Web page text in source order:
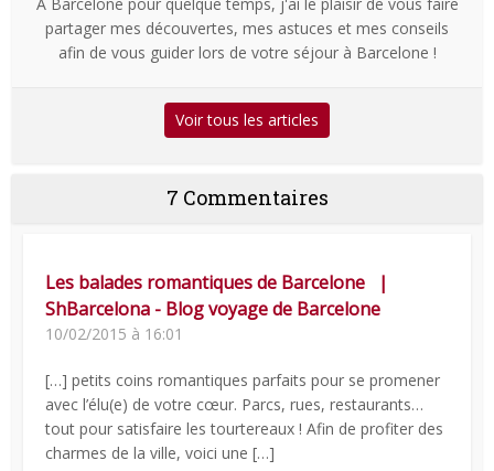
partager mes découvertes, mes astuces et mes conseils
afin de vous guider lors de votre séjour à Barcelone !
Voir tous les articles
7 Commentaires
Les balades romantiques de Barcelone |
ShBarcelona - Blog voyage de Barcelone
10/02/2015 à 16:01
[…] petits coins romantiques parfaits pour se promener
avec l’élu(e) de votre cœur. Parcs, rues, restaurants…
tout pour satisfaire les tourtereaux ! Afin de profiter des
charmes de la ville, voici une […]